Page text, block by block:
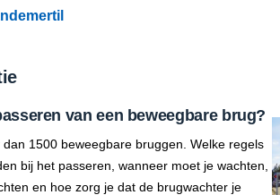
van een beweegbare brug?
1500 beweegbare bruggen. Welke regels
bij het passeren, wanneer moet je wachten,
en hoe zorg je dat de brugwachter je